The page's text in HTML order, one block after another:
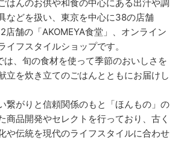
はんのお供や和食の中心にある出汁や調
などを扱い、東京を中心に38の店舗
2店舗の「AKOMEYA食堂」、オンライン
イフスタイルショップです。
は、旬の食材を使って季節のおいしさを
立を炊き立てのごはんとともにお届けし
繋がりと信頼関係のもと「ほんもの」の
商品開発やセレクトを行っており、古く
や伝統を現代のライフスタイルに合わせ